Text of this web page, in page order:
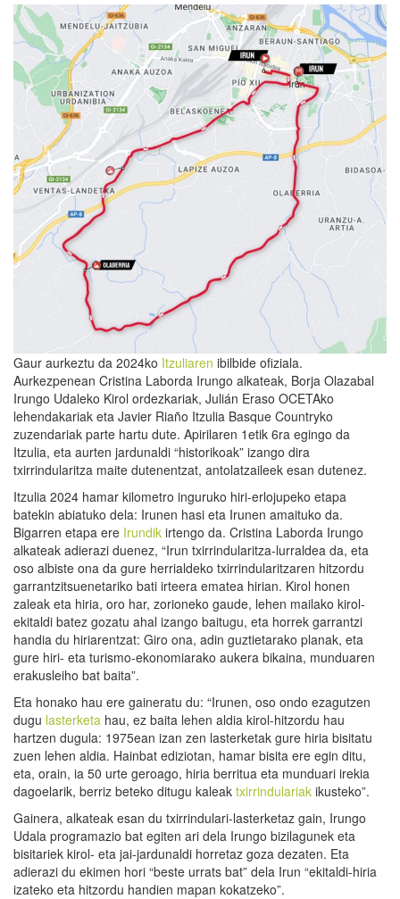
Gaur aurkeztu da 2024ko Itzuliaren ibilbide ofiziala.
Aurkezpenean Cristina Laborda Irungo alkateak, Borja Olazabal
Irungo Udaleko Kirol ordezkariak, Julián Eraso OCETAko
lehendakariak eta Javier Riaño Itzulia Basque Countryko
zuzendariak parte hartu dute. Apirilaren 1etik 6ra egingo da
Itzulia, eta aurten jardunaldi “historikoak” izango dira
txirrindularitza maite dutenentzat, antolatzaileek esan dutenez.
Itzulia 2024 hamar kilometro inguruko hiri-erlojupeko etapa
batekin abiatuko dela: Irunen hasi eta Irunen amaituko da.
Bigarren etapa ere Irundik irtengo da. Cristina Laborda Irungo
alkateak adierazi duenez, “Irun txirrindularitza-lurraldea da, eta
oso albiste ona da gure herrialdeko txirrindularitzaren hitzordu
garrantzitsuenetariko bati irteera ematea hirian. Kirol honen
zaleak eta hiria, oro har, zorioneko gaude, lehen mailako kirol-
ekitaldi batez gozatu ahal izango baitugu, eta horrek garrantzi
handia du hiriarentzat: Giro ona, adin guztietarako planak, eta
gure hiri- eta turismo-ekonomiarako aukera bikaina, munduaren
erakusleiho bat baita”.
Eta honako hau ere gaineratu du: “Irunen, oso ondo ezagutzen
dugu lasterketa hau, ez baita lehen aldia kirol-hitzordu hau
hartzen dugula: 1975ean izan zen lasterketak gure hiria bisitatu
zuen lehen aldia. Hainbat ediziotan, hamar bisita ere egin ditu,
eta, orain, ia 50 urte geroago, hiria berritua eta munduari irekia
dagoelarik, berriz beteko ditugu kaleak txirrindulariak ikusteko”.
Gainera, alkateak esan du txirrindulari-lasterketaz gain, Irungo
Udala programazio bat egiten ari dela Irungo bizilagunek eta
bisitariek kirol- eta jai-jardunaldi horretaz goza dezaten. Eta
adierazi du ekimen hori “beste urrats bat” dela Irun “ekitaldi-hiria
izateko eta hitzordu handien mapan kokatzeko”.